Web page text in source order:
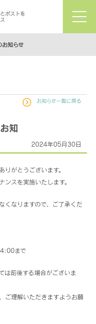
ポストを
menu
お知らせ
お知らせ一覧に戻る
知
2024年05月30日
りがとうございます。
ンスを実施いたします。
くなりますので、ご了承くだ
まで
は前後する場合がございま
ご理解いただきますようお願